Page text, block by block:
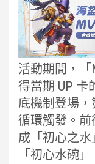
活動期間，
得當期 UP 卡
底機制登場，
循環觸發。
成「初心之
「初心水碗